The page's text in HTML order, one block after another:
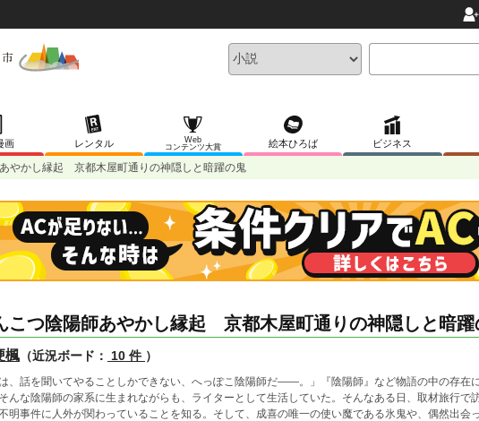
画 レンタル
Web
コンテンツ大賞
絵本ひろば ビジネス
やかし縁起 京都木屋町通りの神隠しと暗躍の鬼
こつ陰陽師あやかし縁起 京都木屋町通りの神隠しと暗躍
楓 （近況ボード： 10 件 ）
は、話を聞いてやることしかできない、へっぽこ陰陽師だ――。」『陰陽師』など物語の中の存在
んな陰陽師の家系に生まれながらも、ライターとして生活していた。そんなある日、取材旅行で
明事件に人外が関わっていることを知る。そして、成喜の唯一の使い魔である氷鬼や、偶然出会